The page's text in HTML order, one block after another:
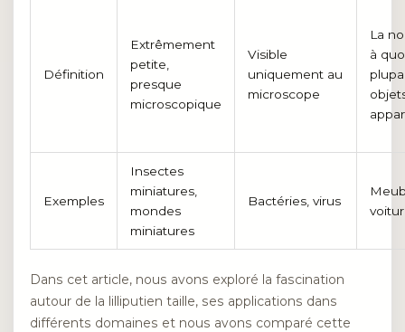
Définition
Extrêmement
petite,
presque
microscopique
Visible
uniquement au
microscope
La
à
Exemples
Insectes
miniatures,
mondes
miniatures
Bactéries, virus
Dans cet article, nous avons exploré la fascination
autour de la lilliputien taille, ses applications dans
différents domaines et nous avons comparé cette